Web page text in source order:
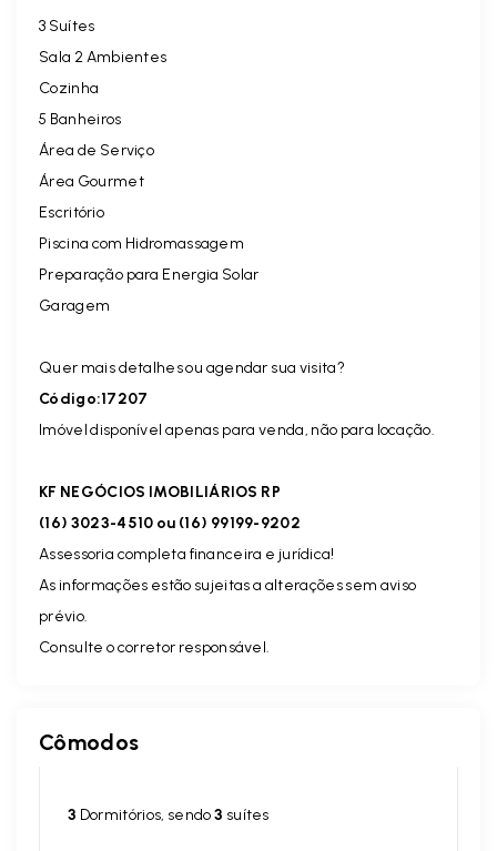
3 Suítes
Sala 2 Ambientes
Cozinha
5 Banheiros
Área de Serviço
Área Gourmet
Escritório
Piscina com Hidromassagem
Preparação para Energia Solar
Garagem
Quer mais detalhes ou agendar sua visita?
Código:17207
Imóvel disponível apenas para venda, não para locação.
KF NEGÓCIOS IMOBILIÁRIOS RP
(16) 3023-4510 ou (16) 99199-9202
Assessoria completa financeira e jurídica!
As informações estão sujeitas a alterações sem aviso
prévio.
Consulte o corretor responsável.
Cômodos
3 Dormitórios, sendo3 suítes